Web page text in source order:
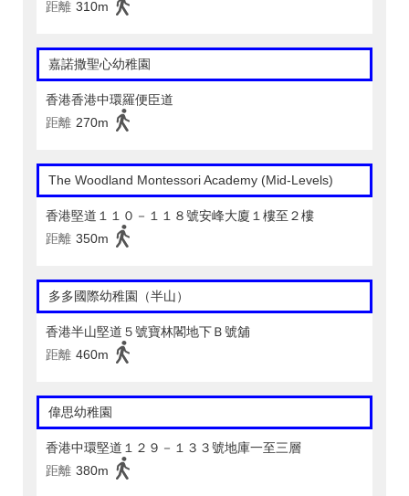
距離 310m
嘉諾撒聖心幼稚園
香港香港中環羅便臣道
距離 270m
The Woodland Montessori Academy (Mid-Levels)
香港堅道１１０－１１８號安峰大廈１樓至２樓
距離 350m
多多國際幼稚園（半山）
香港半山堅道５號寶林閣地下Ｂ號舖
距離 460m
偉思幼稚園
香港中環堅道１２９－１３３號地庫一至三層
距離 380m